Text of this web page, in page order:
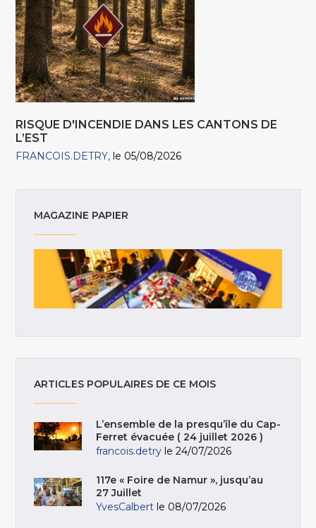
RISQUE D'INCENDIE DANS LES CANTONS DE
L’EST
FRANCOIS.DETRY le 05/08/2026
MAGAZINE PAPIER
ARTICLES POPULAIRES DE CE MOIS
L’ensemble de la presqu’île du Cap-
Ferret évacuée ( 24 juillet 2026 )
francois.detry le 24/07/2026
117e « Foire de Namur », jusqu’au
27 Juillet
YvesCalbert le 08/07/2026